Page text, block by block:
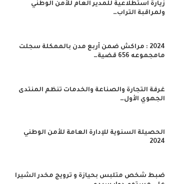
زيارة استطلاعية للمدير العام للأمن الوطني
ولمراقبة التراب…
2024 : مراكش ضمن أربع مدن بالممكلة سجلت
مامجموعه 656 قضية…
غرفة التجارة والصناعة والخدمات تنظم المنتدى
الجهوي الأول…
الحصيلة السنوية للإدارة العامة للأمن الوطني
2024
ضبط شخص متلبس بحيازة و ترويج مخدر الشيرا